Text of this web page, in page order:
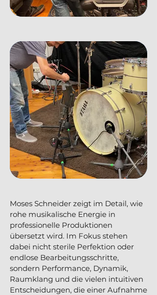
Moses Schneider zeigt im Detail, wie
rohe musikalische Energie in
professionelle Produktionen
übersetzt wird. Im Fokus stehen
dabei nicht sterile Perfektion oder
endlose Bearbeitungsschritte,
sondern Performance, Dynamik,
Raumklang und die vielen intuitiven
Entscheidungen, die einer Aufnahme